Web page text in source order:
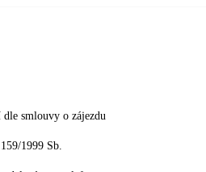
dle smlouvy o zájezdu
1999 Sb.